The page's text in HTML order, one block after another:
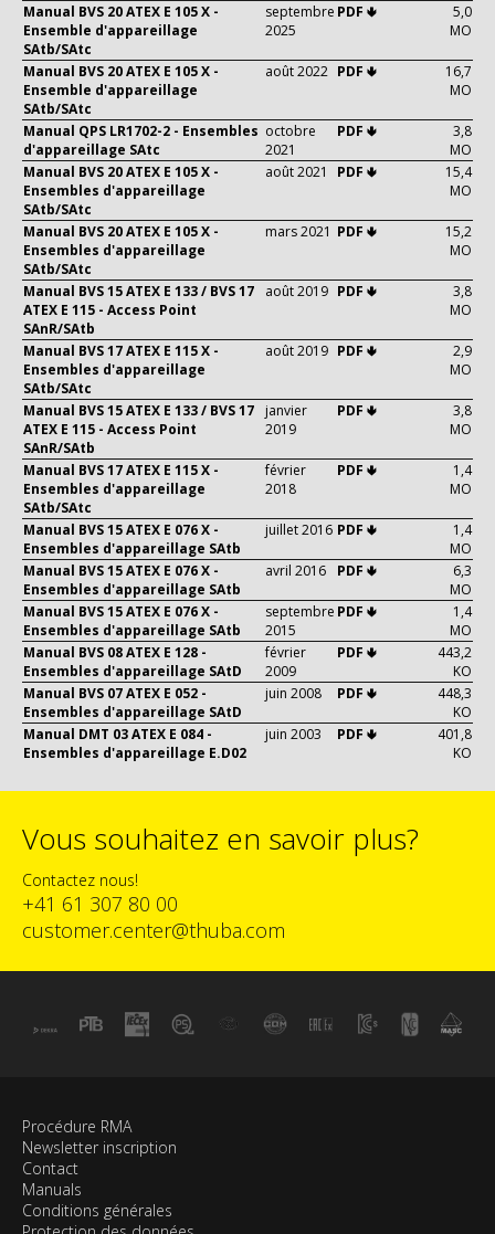
Manual BVS 20 ATEX E 105 X -
Ensemble d'appareillage
SAtb/SAtc
septembre
2025
PDF 🢃
5,0
MO
Manual BVS 20 ATEX E 105 X -
Ensemble d'appareillage
SAtb/SAtc
août 2022 PDF 🢃
16,7
MO
Manual QPS LR1702-2 - Ensembles
d'appareillage SAtc
octobre
2021
PDF 🢃
3,8
MO
Manual BVS 20 ATEX E 105 X -
Ensembles d'appareillage
SAtb/SAtc
août 2021 PDF 🢃
15,4
MO
Manual BVS 20 ATEX E 105 X -
Ensembles d'appareillage
SAtb/SAtc
mars 2021 PDF 🢃
15,2
MO
Manual BVS 15 ATEX E 133 / BVS 17
ATEX E 115 - Access Point
SAnR/SAtb
août 2019 PDF 🢃
3,8
MO
Manual BVS 17 ATEX E 115 X -
Ensembles d'appareillage
SAtb/SAtc
août 2019 PDF 🢃
2,9
MO
Manual BVS 15 ATEX E 133 / BVS 17
ATEX E 115 - Access Point
SAnR/SAtb
janvier
2019
PDF 🢃
3,8
MO
Manual BVS 17 ATEX E 115 X -
Ensembles d'appareillage
SAtb/SAtc
février
2018
PDF 🢃
1,4
MO
Manual BVS 15 ATEX E 076 X -
Ensembles d'appareillage SAtb
juillet 2016 PDF 🢃
1,4
MO
Manual BVS 15 ATEX E 076 X -
Ensembles d'appareillage SAtb
avril 2016 PDF 🢃
6,3
MO
Manual BVS 15 ATEX E 076 X -
Ensembles d'appareillage SAtb
septembre
2015
PDF 🢃
1,4
MO
Manual BVS 08 ATEX E 128 -
Ensembles d'appareillage SAtD
février
2009
PDF 🢃
443,2
KO
Manual BVS 07 ATEX E 052 -
Ensembles d'appareillage SAtD
juin 2008 PDF 🢃
448,3
KO
Manual DMT 03 ATEX E 084 -
Ensembles d'appareillage E.D02
juin 2003 PDF 🢃
401,8
KO
Vous souhaitez en savoir plus?
Contactez nous!
+41 61 307 80 00
customer.center@thuba.com
Procédure RMA
Newsletter inscription
Contact
Manuals
Conditions générales